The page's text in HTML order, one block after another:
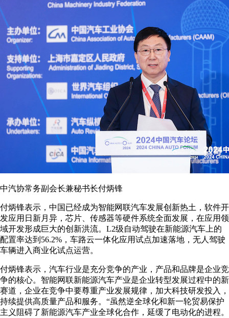
中汽协常务副会长兼秘书长付炳锋
付炳锋表示，中国已经成为智能网联汽车发展创新热土，软件开
发应用日新月异，芯片、传感器等硬件系统全面发展，在应用领
域开发形成巨大的创新洪流。L2级自动驾驶在新能源汽车上的
配置率达到56.2%，车路云一体化应用试点加速落地，无人驾驶
车辆进入商业化试点运营。
付炳锋表示，汽车行业是充分竞争的产业，产品和品牌是企业竞
争的核心。智能网联新能源汽车产业是企业转型发展过程中的新
赛道，企业在竞争中要尊重产业发展规律，加大科技研发投入，
持续提供高质量产品和服务。“虽然逆全球化和新一轮贸易保护
主义阻碍了新能源汽车产业全球化合作，延缓了电动化的进程。